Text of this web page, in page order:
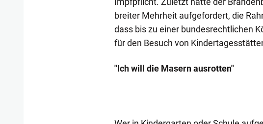
breiter Mehrheit aufgefordert, die
dass bis zu einer bundesrechtlichen
für den Besuch von
"Ich will die Masern ausrotten"